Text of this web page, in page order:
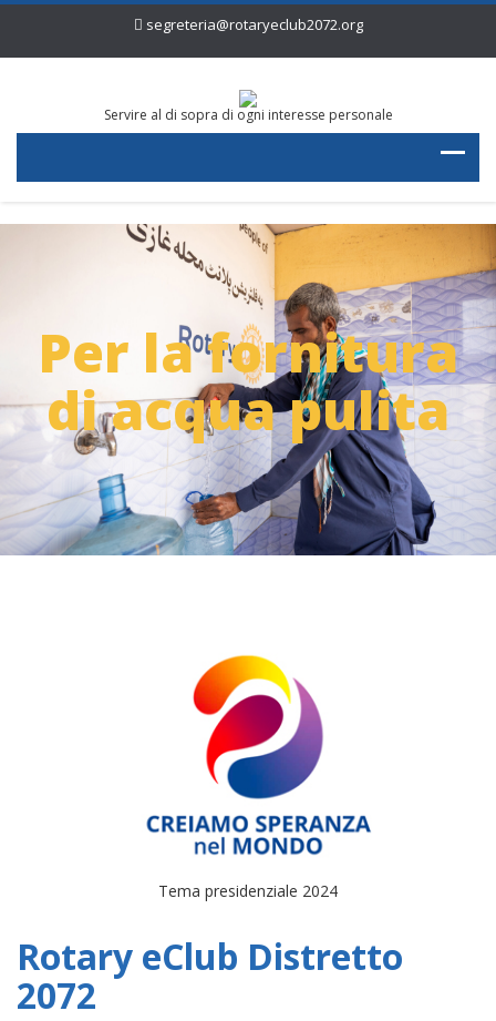
segreteria@rotaryeclub2072.org
Servire al di sopra di ogni interesse personale
Per la tutela
dell'ambiente
Tema presidenziale 2024
Rotary eClub Distretto
2072